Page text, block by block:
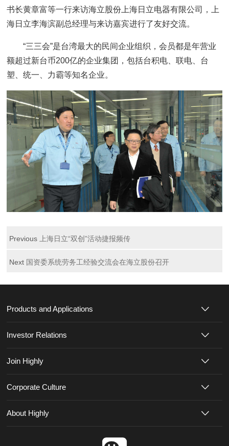
书长黄章富等一行来访海立股份上海日立电器有限公司，上
海日立李海滨副总经理与来访嘉宾进行了友好交流。
“三三会”是台湾最大的民间企业组织，会员都是年营业
额超过新台币200亿的企业集团，包括台积电、联电、台
塑、统一、力霸等知名企业。
Previous 上海日立“双创”活动捷报频传
Next 国资委系统劳务工经验交流会在海立股份召开
Products and Applications
Investor Relations
Join Highly
Corporate Culture
About Highly